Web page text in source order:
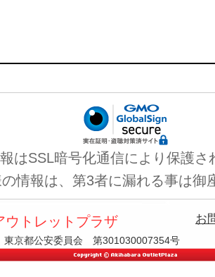
はSSL暗号化通信により保護さ
情報は、第3者に漏れる事は御
ウトレットプラザ
京都公安委員会 第301030007354号
お